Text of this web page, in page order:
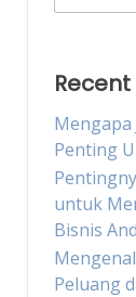
for:
Mengapa
Penting
untuk
Bisnis
Peluang